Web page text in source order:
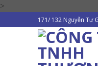
>
content
171/ 132 Nguyễn Tư